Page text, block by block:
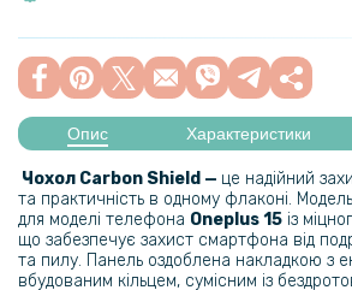
рамкою
329 грн
Чохол X&E для Oneplus 15 з металевою
камеру
349 грн
Опис Характеристики
Чохол Carbon Shield — це надійний
та практичність в одному флаконі.
для моделі телефона Oneplus 15 із
що забезпечує захист смартфона від
та пилу. Панель оздоблена накладкою з
вбудованим кільцем, сумісним із